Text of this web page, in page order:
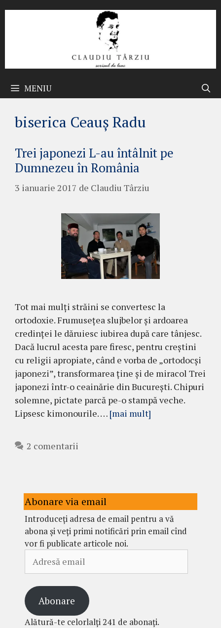
MENIU
biserica Ceauș Radu
Trei japonezi L-au întâlnit pe
Dumnezeu în România
3 ianuarie 2017 de Claudiu Târziu
Tot mai mulţi străini se convertesc la
ortodoxie. Frumuseţea slujbelor şi ardoarea
credinţei le dăruiesc iubirea după care tânjesc.
Dacă lucrul acesta pare firesc, pentru creştini
cu religii apropiate, când e vorba de „ortodocşi
japonezi”, transformarea ţine şi de miracol Trei
japonezi într-o ceainărie din Bucureşti. Chipuri
solemne, pictate parcă pe-o stampă veche.
Lipsesc kimonourile. … [mai mult]
2 comentarii
Abonare via email
Introduceți adresa de email pentru a vă
abona și veți primi notificări prin email cînd
vor fi publicate articole noi.
email
Abonare
Alătură-te celorlalți 241 de abonați.